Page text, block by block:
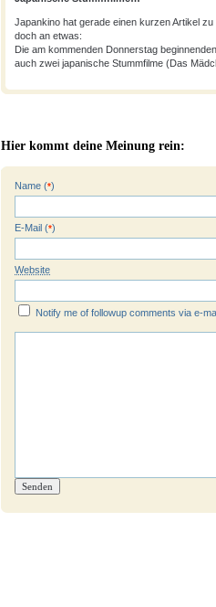
Japankino hat gerade einen kurzen Artikel
doch an etwas:
Die am kommenden Donnerstag
auch zwei japanische Stummfilme (Das
Hier kommt deine Meinung rein:
Name (*)
E-Mail (*)
Website
Notify me of followup comments via e-